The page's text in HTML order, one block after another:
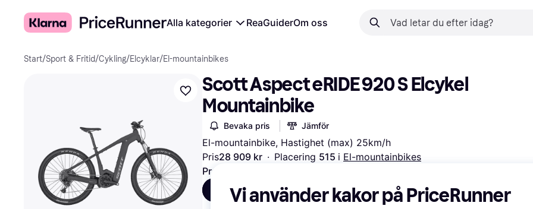
Alla kategorier ReaGuiderOm oss
Start/Sport & Fritid/Cykling/Elcyklar/El-mountainbikes
Scott Aspect eRIDE 920 S Elcykel
Mountainbike
Bevaka pris Jämför
El-mountainbike, Hastighet (max) 25km/h
Pris28 909 kr · Placering 515 i El-mountainbikes
Prova flexibla betalningar med
Svart
Vi använder kakor på PriceRunner